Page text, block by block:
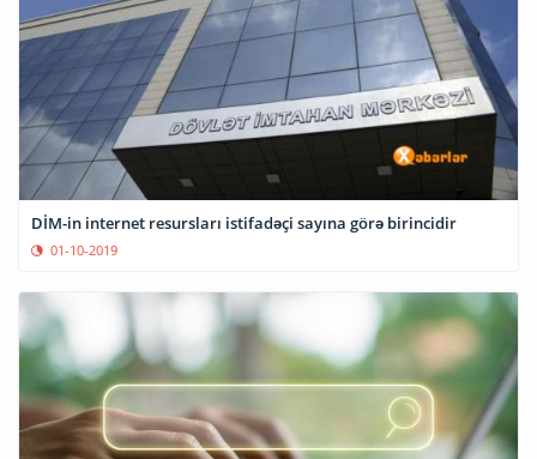
DİM-in internet resursları istifadəçi sayına görə birincidir
01-10-2019